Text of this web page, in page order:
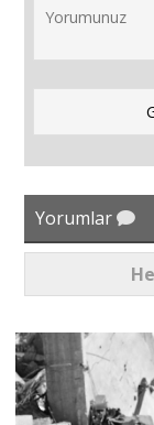
Yorumlar